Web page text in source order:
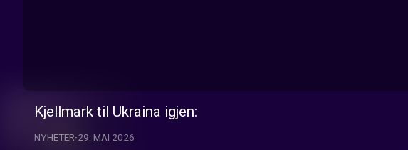
Kjellmark til Ukraina igjen:
NYHETER 29. MAI 2026